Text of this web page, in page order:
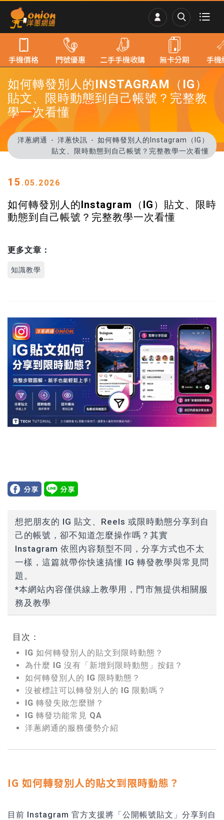
如何轉發別人的INSTAGRAM（IG）
貼文、限時動態到自己帳號？完整教
學一次看懂
洋蔥網通 洋蔥快訊
如何轉發別人的Instagram（IG）
貼文、限時動態到自己帳號？完整教學一次看懂
15 .05.2026
如何轉發別人的Instagram（IG）貼文、限時
動態到自己帳號？完整教學一次看懂
更多文章：
知識教學
想把朋友的 IG 貼文、Reels 或限時動態分享到自
己的帳號，卻不知道怎麼操作嗎？其實
Instagram 依照內容類型不同，分享方式也不太
一樣，這篇就帶你快速搞懂 IG 轉發教學與常見問
題。
*本網站內容僅供線上教學用，門市無提供相關服
務及教學
目次：
IG 如何轉發別人的貼文到限時動態？
為什麼 IG 沒有「新增到限時動態」按鈕？
如何轉發別人的 IG 限時動態？
沒被標註可以轉發別人的 IG 限動嗎？
IG 轉發失敗怎麼辦？
IG 轉發功能常見 QA
洋蔥網通的服務優勢介紹
IG 如何轉發別人的貼文到限時動態？
目前 Instagram 官方支援將「公開帳號貼文」分享到自
手機價格 門號優惠 二手手機收購 無卡分期 手機